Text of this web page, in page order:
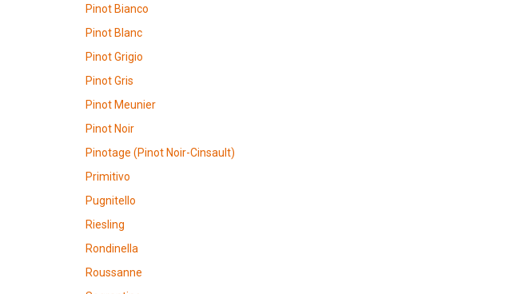
Pinot Bianco
Pinot Blanc
Pinot Grigio
Pinot Gris
Pinot Meunier
Pinot Noir
Pinotage (Pinot Noir-Cinsault)
Primitivo
Pugnitello
Riesling
Rondinella
Roussanne